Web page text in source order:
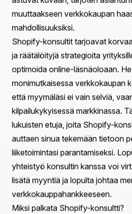
Shopify-konsultin hyödyt: Nosta
verkkokauppastrategiaasi
Sisällysluettelo
Johdanto
Miksi palkata Shopify-konsultti?
Keskeiset hyödyt yhteistyöstä
kanssa
Mahdollisuuksien toteuttaminen
Yhteenveto
Usein kysytyt kysymykset
Johdanto
Kuvittele, että olet löytänyt